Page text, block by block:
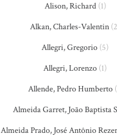
Alison, Richard(1)
Alkan, Charles-Valentin
Allegri, Gregorio (5)
Allegri, Lorenzo (1)
Allende, Pedro Humberto
Almeida Garret, João Baptista
Almeida Prado, José Antônio